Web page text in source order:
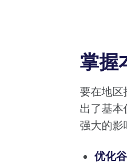
掌握
要在地区
出了基本
强大的影
优化